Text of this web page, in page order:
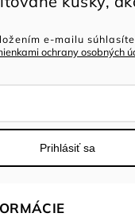
e-mailu
ochrany osobných
Prihlásiť sa